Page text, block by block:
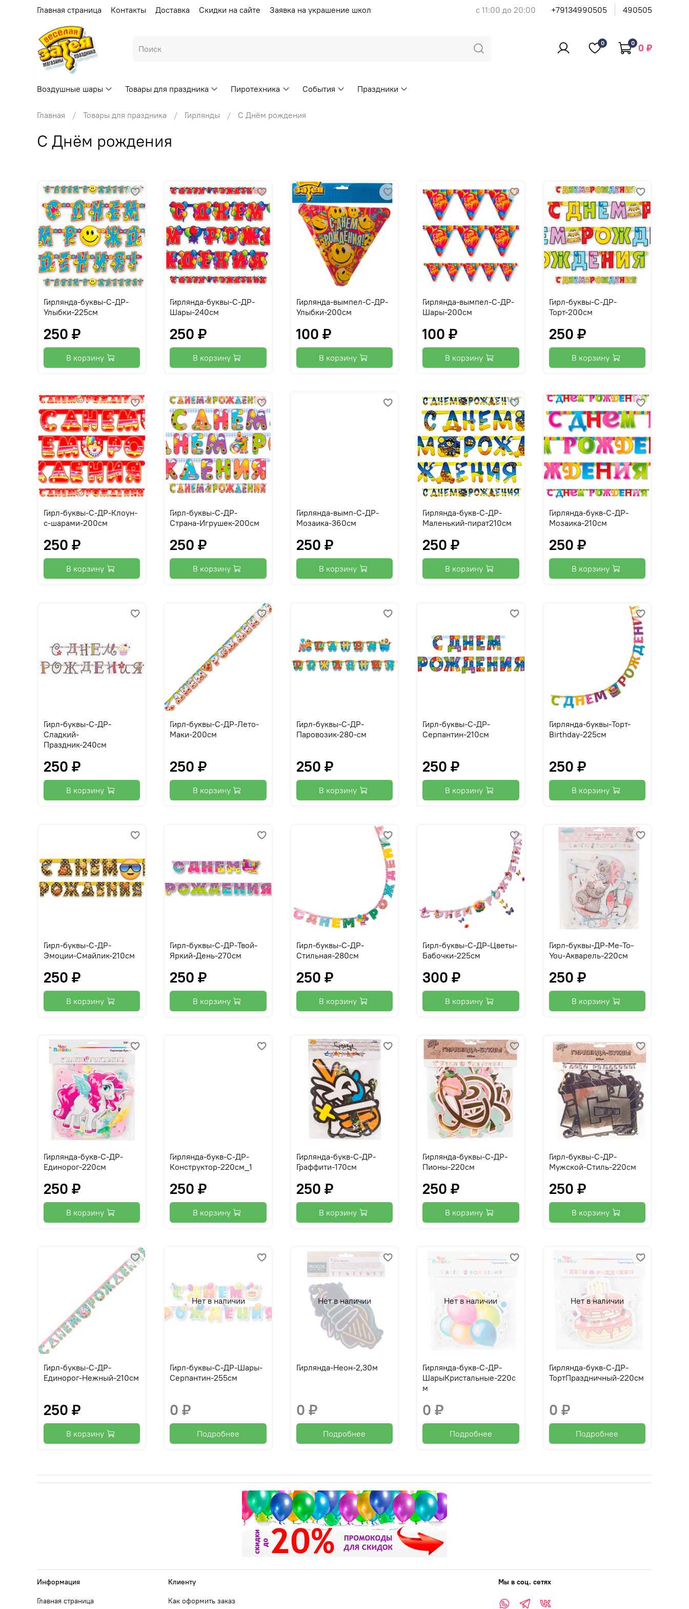
Главная страница Контакты Доставка Скидки на сайте Заявка на украшение школ с 11:00 до 20:00 +79134990505 490505
0 0 0 ₽
Воздушные шары Товары для праздника Пиротехника События Праздники
Главная Товары для праздника Гирлянды С Днём рождения
С Днём рождения
Гирлянда-буквы-С-ДР-
Улыбки-225см
250 ₽
В корзину
Гирлянда-буквы-С-ДР-
Шары-240см
250 ₽
В корзину
Гирлянда-вымпел-С-ДР-
Улыбки-200см
100 ₽
В корзину
Гирлянда-вымпел-С-ДР-
Шары-200см
100 ₽
В корзину
Гирл-буквы-С-ДР-
Торт-200см
250 ₽
В корзину
Гирл-буквы-С-ДР-Клоун-
с-шарами-200см
250 ₽
В корзину
Гирл-буквы-С-ДР-
Страна-Игрушек-200см
250 ₽
В корзину
Гирлянда-вымп-С-ДР-
Мозаика-360см
250 ₽
В корзину
Гирлянда-букв-С-ДР-
Маленький-пират210см
250 ₽
В корзину
Гирлянда-букв-С-ДР-
Мозаика-210см
250 ₽
В корзину
Гирл-буквы-С-ДР-
Сладкий-
Праздник-240см
250 ₽
В корзину
Гирл-буквы-С-ДР-Лето-
Маки-200см
250 ₽
В корзину
Гирл-буквы-С-ДР-
Паровозик-280-см
250 ₽
В корзину
Гирл-буквы-С-ДР-
Серпантин-210см
250 ₽
В корзину
Гирлянда-буквы-Торт-
Birthday-225см
250 ₽
В корзину
Гирл-буквы-С-ДР-
Эмоции-Смайлик-210см
250 ₽
В корзину
Гирл-буквы-С-ДР-Твой-
Яркий-День-270см
250 ₽
В корзину
Гирл-буквы-С-ДР-
Стильная-280см
250 ₽
В корзину
Гирл-буквы-С-ДР-Цветы-
Бабочки-225см
300 ₽
В корзину
Гирл-буквы-ДР-Me-To-
You-Акварель-220см
250 ₽
В корзину
Гирлянда-букв-С-ДР-
Единорог-220см
250 ₽
В корзину
Гирлянда-букв-С-ДР-
Конструктор-220см_1
250 ₽
В корзину
Гирлянда-букв-С-ДР-
Граффити-170см
250 ₽
В корзину
Гирлянда-буквы-С-ДР-
Пионы-220см
250 ₽
В корзину
Гирл-буквы-С-ДР-
Мужской-Стиль-220см
250 ₽
В корзину
Гирл-буквы-С-ДР-
Единорог-Нежный-210см
250 ₽
В корзину
Нет в наличии
Гирл-буквы-С-ДР-Шары-
Серпантин-255см
0 ₽
Подробнее
Нет в наличии
Гирлянда-Неон-2,30м
0 ₽
Подробнее
Нет в наличии
Гирлянда-букв-С-ДР-
ШарыКристальные-220с
м
0 ₽
Подробнее
Нет в наличии
Гирлянда-букв-С-ДР-
ТортПраздничный-220см
0 ₽
Подробнее
Информация
Главная страница
Клиенту
Как оформить заказ
Мы в соц. сетях